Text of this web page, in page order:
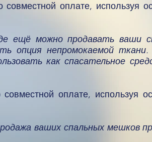
оплате, используя
ещё можно продавать ваши
опция непромокаемой
как спасательное
оплате, используя
ваших спальных мешков